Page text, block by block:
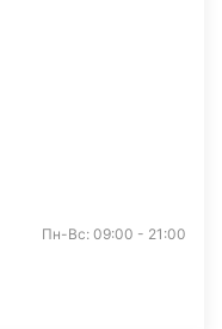
Пн-Вс: 09:00 - 21:00